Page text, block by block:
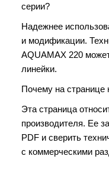
серии?
Надежнее
и модификации.
AQUAMAX 220
линейки.
Почему на странице
Эта страница
производителя. Ее
PDF и сверить
с коммерческими